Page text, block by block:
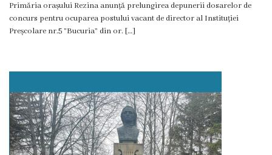
Î.M
,,
comercială
a
orașului
Rezina”
Primăria orașului Rezina anunță prelungirea depunerii dosarelor de
concurs pentru ocuparea postului vacant de director al Instituției
Preșcolare nr.5 ”Bucuria” din or. […]